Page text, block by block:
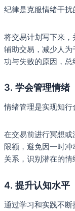
纪律是克服情绪干扰
将交易计划写下来
辅助交易，减少人
功与失败的原因，总
3. 学会管理情绪
情绪管理是实现知行
在交易前进行冥想
限额，避免因一时
关系，识别潜在的情
4. 提升认知水平
通过学习和实践不